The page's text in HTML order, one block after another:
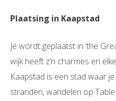
Plaatsing in Kaapstad
Je wordt geplaatst in ‘the
wijk heeft z’n charmes en
Kaapstad is een stad waar
stranden, wandelen op